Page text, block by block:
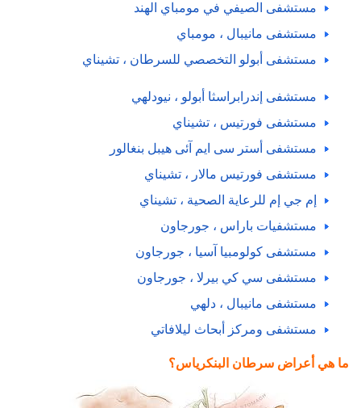
مستشفى الصيفي في مومباي الهند
مستشفى مانيبال ، مومباي
مستشفى أبولو التخصصي للسرطان ، تشيناي
مستشفى إندرابراسثا أبولو ، نيودلهي
مستشفى فورتيس ، تشيناي
مستشفى أستر سی ایم آئی هيبل بنغالور
مستشفى فورتيس مالار ، تشيناي
إم جي إم للرعاية الصحية ، تشيناي
مستشفيات باراس ، جورجاون
مستشفى كولومبيا آسيا ، جورجاون
مستشفى سي كي بيرلا ، جورجاون
مستشفى مانيبال ، دلهي
مستشفى ومركز أبحاث ليلافاتي
ما هي أعراض سرطان البنكرياس؟